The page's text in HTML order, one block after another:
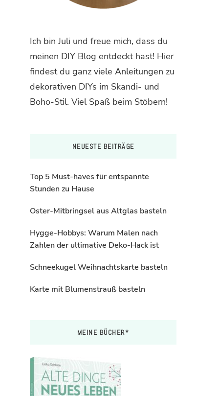
Ich bin Juli und freue mich, dass du
meinen DIY Blog entdeckt hast! Hier
findest du ganz viele Anleitungen zu
dekorativen DIYs im Skandi- und
Boho-Stil. Viel Spaß beim Stöbern!
NEUESTE BEITRÄGE
Top 5 Must-haves für entspannte
Stunden zu Hause
Oster-Mitbringsel aus Altglas basteln
Hygge-Hobbys: Warum Malen nach
Zahlen der ultimative Deko-Hack ist
Schneekugel Weihnachtskarte basteln
Karte mit Blumenstrauß basteln
MEINE BÜCHER*